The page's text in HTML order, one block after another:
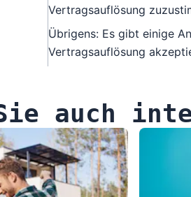
Vertragsauflösung
Übrigens: Es gibt einige
Vertragsauflösung
auch